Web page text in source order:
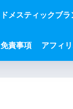
ドメスティックブラ
免責事項 アフィ